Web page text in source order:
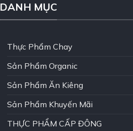
DANH MỤC
Thực Phẩm Chay
Sản Phẩm Organic
Sản Phẩm Ăn Kiêng
Sản Phẩm Khuyến Mãi
THỰC PHẨM CẤP ĐÔNG